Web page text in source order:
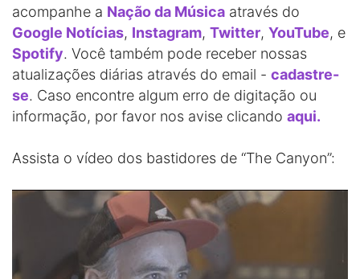
acompanhe a Nação da Música através do
Google Notícias, Instagram, Twitter, YouTube, e
Spotify. Você também pode receber nossas
atualizações diárias através do email - cadastre-
se. Caso encontre algum erro de digitação ou
informação, por favor nos avise clicando aqui.
Assista o vídeo dos bastidores de “The Canyon”: